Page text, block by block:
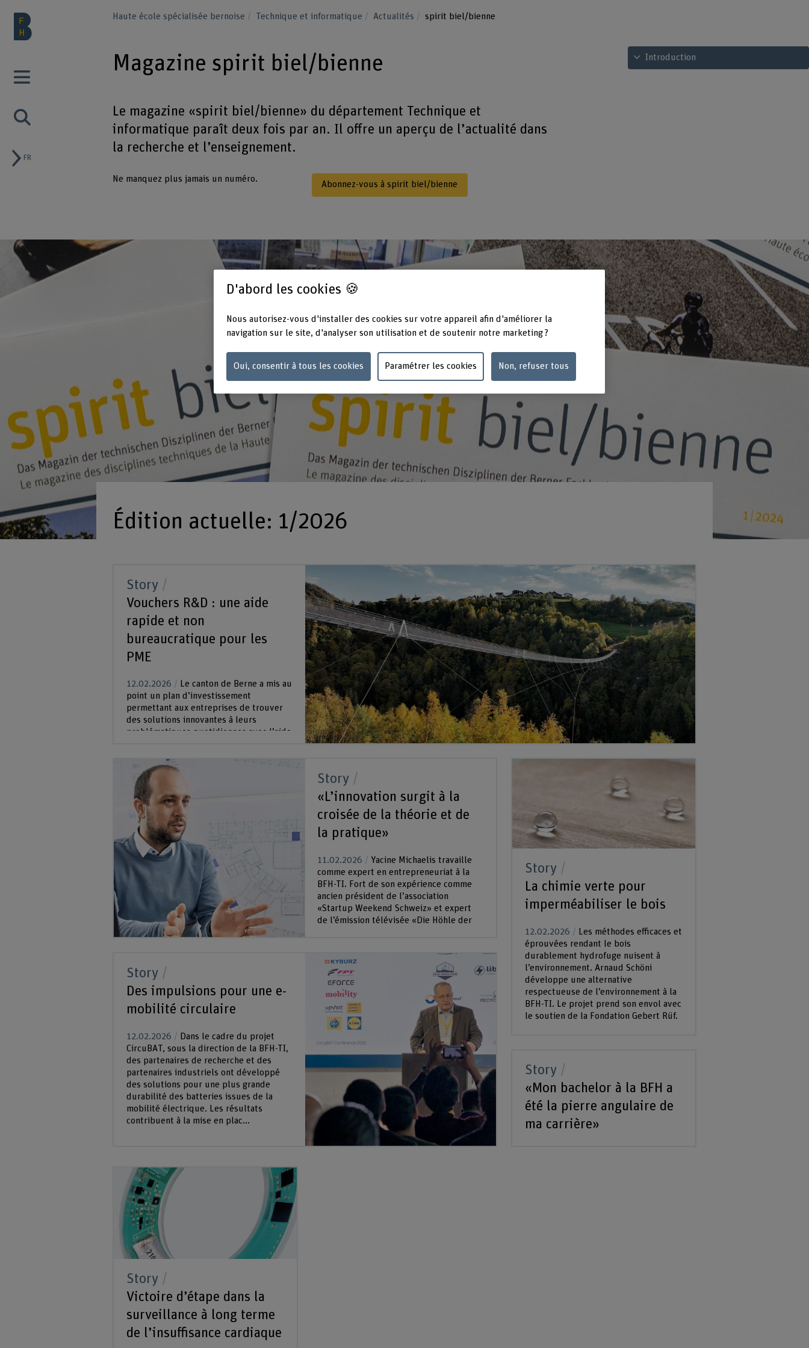
FR
Haute école spécialisée bernoise Technique et informatique Actualités spirit biel/bienne
Voir le sommaire
Introduction
Magazine spirit biel/bienne
Le magazine «spirit biel/bienne» du département Technique et
informatique paraît deux fois par an. Il offre un aperçu de l’actualité dans
la recherche et l’enseignement.
Ne manquez plus jamais un numéro.
Abonnez-vous à spirit biel/bienne
Édition actuelle: 1/2026
Story
Vouchers R&D : une aide
rapide et non
bureaucratique pour les
PME
12.02.2026
Le canton de Berne a mis au
point un plan d’investissement
permettant aux entreprises de trouver
des solutions innovantes à leurs
problématiques quotidiennes avec l’aide
par les participant-e-s.
Story
«L’innovation surgit à la
croisée de la théorie et de
la pratique»
11.02.2026
Yacine Michaelis travaille
comme expert en entrepreneuriat à la
BFH-TI. Fort de son expérience comme
ancien président de l’association
«Startup Weekend Schweiz» et expert
de l’émission télévisée «Die Höhle der
Story
Des impulsions pour une e-
mobilité circulaire
12.02.2026
Dans le cadre du projet
CircuBAT, sous la direction de la BFH-TI,
des partenaires de recherche et des
partenaires industriels ont développé
des solutions pour une plus grande
durabilité des batteries issues de la
mobilité électrique. Les résultats
contribuent à la mise en plac...
Story
La chimie verte pour
imperméabiliser le bois
12.02.2026
Les méthodes efficaces et
éprouvées rendant le bois
durablement hydrofuge nuisent à
l’environnement. Arnaud Schöni
développe une alternative
respectueuse de l’environnement à la
BFH-TI. Le projet prend son envol avec
le soutien de la Fondation Gebert Rüf.
Story
«Mon bachelor à la BFH a
été la pierre angulaire de
ma carrière»
Story
Victoire d’étape dans la
surveillance à long terme
de l’insuffisance cardiaque
D'abord les cookies 🍪
Nous autorisez-vous d'installer des cookies sur votre appareil afin d'améliorer la
navigation sur le site, d'analyser son utilisation et de soutenir notre marketing ?
Oui, consentir à tous les cookies Paramétrer les cookies Non, refuser tous